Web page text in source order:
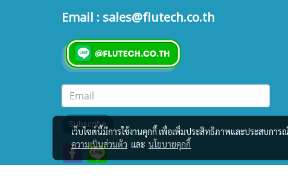
Email : sales@flutech.co.th
Subscribe
เว็บไซต์นี้มีการใช้งานคุกกี้ เพื่อเพิ่มประสิทธิภาพและประสบการ
ความเป็นส่วนตัว และ นโยบายคุกกี้